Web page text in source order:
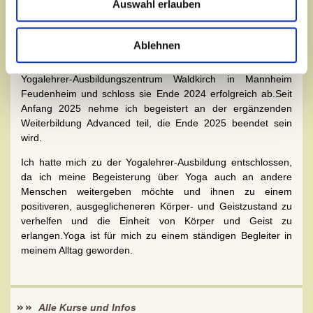
Auswahl erlauben
Ablehnen
Migräneanfälle endlich Linderung verspürte, nachdem ich vor
etlichen Jahren an einem Yoga-Kurs bei Ralf Waldkirch,
damals noch im Pfeifferswörth, teilgenommen habe.
2023 begann ich die klassische Yogalehrer-Ausbildung im
Yogalehrer-Ausbildungszentrum Waldkirch in Mannheim
Feudenheim und schloss sie Ende 2024 erfolgreich ab.Seit
Anfang 2025 nehme ich begeistert an der ergänzenden
Weiterbildung Advanced teil, die Ende 2025 beendet sein
wird.
Ich hatte mich zu der Yogalehrer-Ausbildung entschlossen,
da ich meine Begeisterung über Yoga auch an andere
Menschen weitergeben möchte und ihnen zu einem
positiveren, ausgeglicheneren Körper- und Geistzustand zu
verhelfen und die Einheit von Körper und Geist zu
erlangen.Yoga ist für mich zu einem ständigen Begleiter in
meinem Alltag geworden.
Alle Kurse und Infos